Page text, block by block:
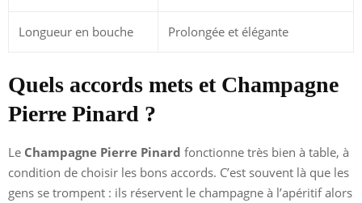
Longueur en bouche Prolongée et élégante
Quels accords mets et Champagne
Pierre Pinard ?
Le Champagne Pierre Pinard fonctionne très bien à table, à
condition de choisir les bons accords. C’est souvent là que les
gens se trompent : ils réservent le champagne à l’apéritif alors